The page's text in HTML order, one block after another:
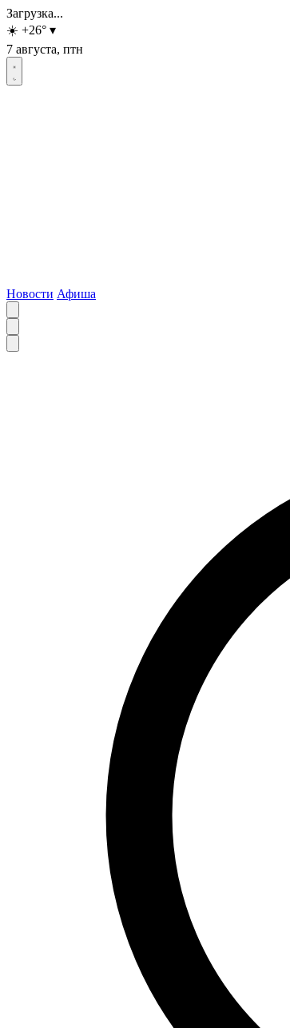
Загрузка...
☀️ +26° ▾
7 августа, птн
Новости Афиша